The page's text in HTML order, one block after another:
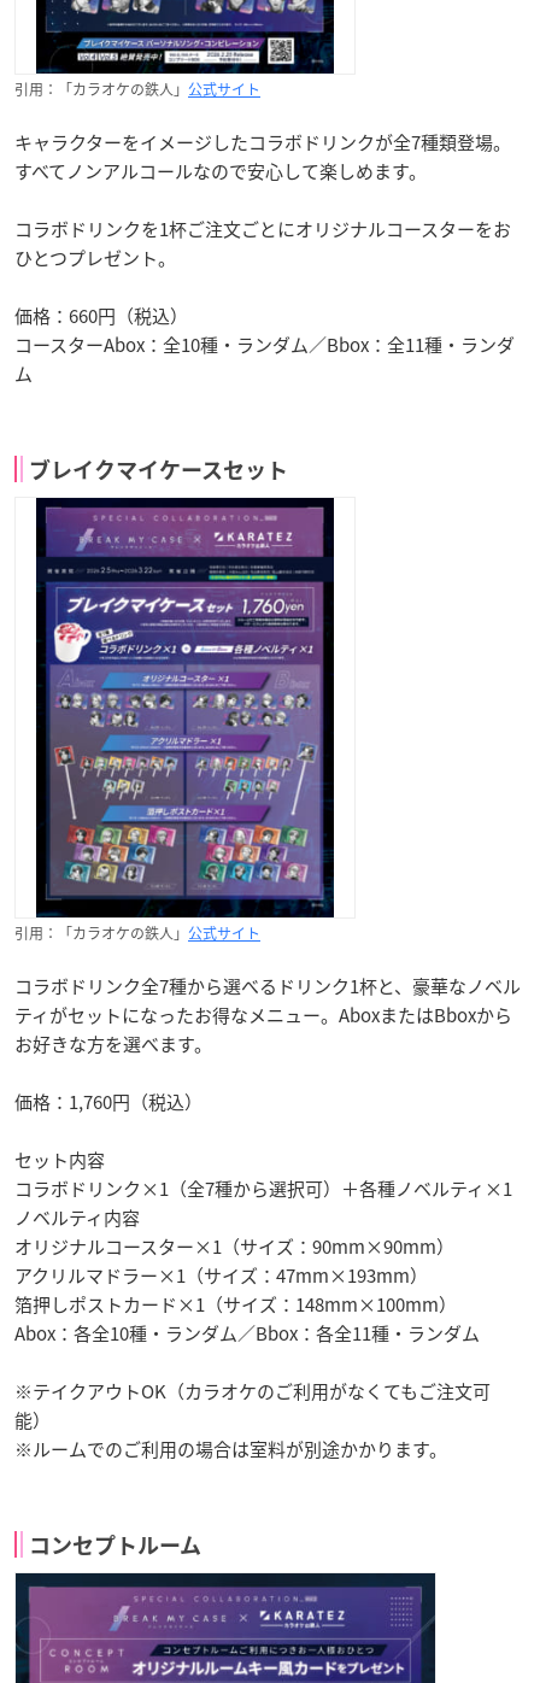
引用：「カラオケの鉄人」 公式サイト
キャラクターをイメージしたコラボドリンクが全7種類登場。
すべてノンアルコールなので安心して楽しめます。
コラボドリンクを1杯ご注文ごとにオリジナルコースターをお
ひとつプレゼント。
価格：660円（税込）
コースターAbox：全10種・ランダム／Bbox：全11種・ランダ
ム
ブレイクマイケースセット
引用：「カラオケの鉄人」 公式サイト
コラボドリンク全7種から選べるドリンク1杯と、豪華なノベル
ティがセットになったお得なメニュー。AboxまたはBboxから
お好きな方を選べます。
価格：1,760円（税込）
セット内容
コラボドリンク×1（全7種から選択可）＋各種ノベルティ×1
ノベルティ内容
オリジナルコースター×1（サイズ：90mm×90mm）
アクリルマドラー×1（サイズ：47mm×193mm）
箔押しポストカード×1（サイズ：148mm×100mm）
Abox：各全10種・ランダム／Bbox：各全11種・ランダム
※テイクアウトOK（カラオケのご利用がなくてもご注文可
能）
※ルームでのご利用の場合は室料が別途かかります。
コンセプトルーム